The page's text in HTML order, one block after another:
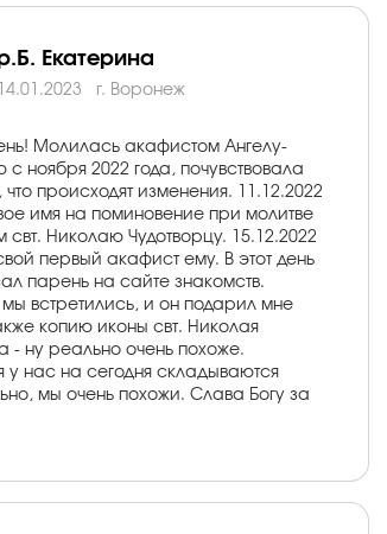
Екатерина
14.01.2023 г. Воронеж
Молилась акафистом Ангелу-
с ноября 2022 года, почувствовала
что происходят изменения. 11.12.2022
имя на поминовение при молитве
свт. Николаю Чудотворцу. 15.12.2022
первый акафист ему. В этот день
парень на сайте знакомств.
мы встретились, и он подарил мне
копию иконы свт. Николая
- ну реально очень похоже.
у нас на сегодня складываются
мы очень похожи. Слава Богу за